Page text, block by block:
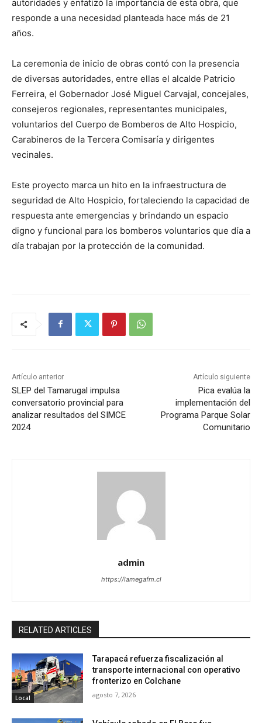
autoridades y enfatizó la importancia de esta obra, que
responde a una necesidad planteada hace más de 21
años.
La ceremonia de inicio de obras contó con la presencia
de diversas autoridades, entre ellas el alcalde Patricio
Ferreira, el Gobernador José Miguel Carvajal, concejales,
consejeros regionales, representantes municipales,
voluntarios del Cuerpo de Bomberos de Alto Hospicio,
Carabineros de la Tercera Comisaría y dirigentes
vecinales.
Este proyecto marca un hito en la infraestructura de
seguridad de Alto Hospicio, fortaleciendo la capacidad de
respuesta ante emergencias y brindando un espacio
digno y funcional para los bomberos voluntarios que día a
día trabajan por la protección de la comunidad.
Artículo anterior
SLEP del Tamarugal impulsa
conversatorio provincial para
analizar resultados del SIMCE
2024
Artículo siguiente
Pica evalúa la
implementación del
Programa Parque Solar
Comunitario
admin
https://lamegafm.cl
RELATED ARTICLES
Local
Tarapacá refuerza fiscalización al
transporte internacional con operativo
fronterizo en Colchane
agosto 7, 2026